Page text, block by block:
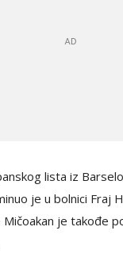
lista iz
je u bolnici Fraj
Mičoakan je takođe